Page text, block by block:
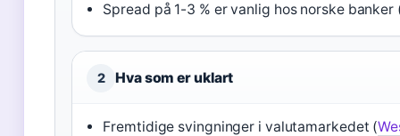
Spread på 1-3 % er vanlig hos norske banker
2 Hva som er uklart
Fremtidige svingninger i valutamarkedet (